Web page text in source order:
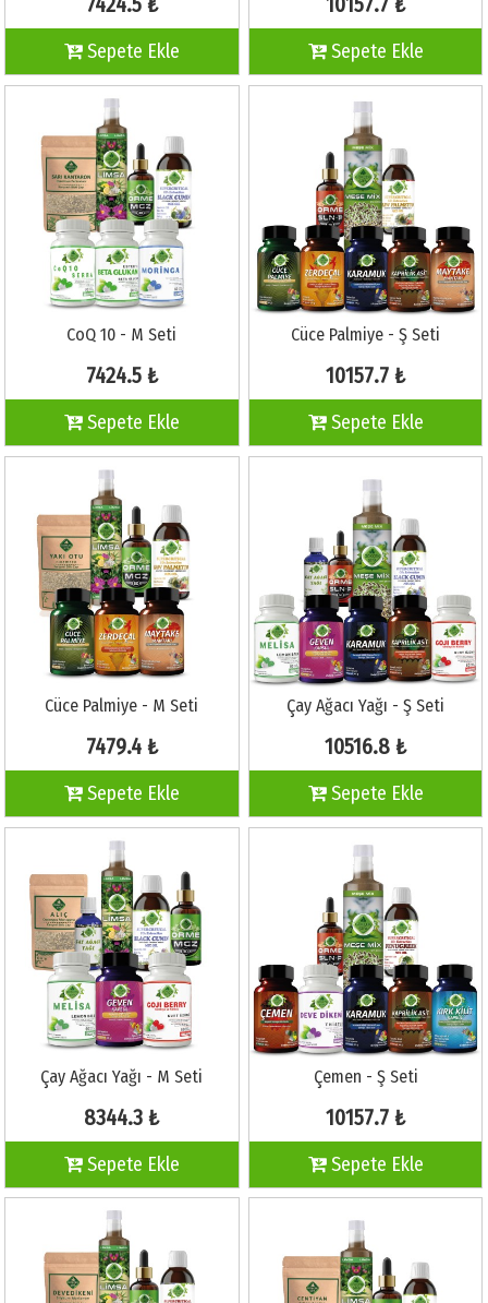
Sepete Ekle Sepete Ekle
CoQ 10 - M Seti
7424.5 ₺
Sepete Ekle
Cüce Palmiye - Ş Seti
10157.7 ₺
Sepete Ekle
Cüce Palmiye - M Seti
7479.4 ₺
Sepete Ekle
Çay Ağacı Yağı - Ş Seti
10516.8 ₺
Sepete Ekle
Çay Ağacı Yağı - M Seti
8344.3 ₺
Sepete Ekle
Çemen - Ş Seti
10157.7 ₺
Sepete Ekle